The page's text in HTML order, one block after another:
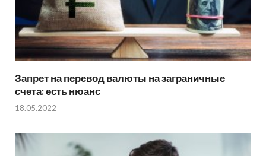
Запрет на перевод валюты на заграничные
счета: есть нюанс
18.05.2022